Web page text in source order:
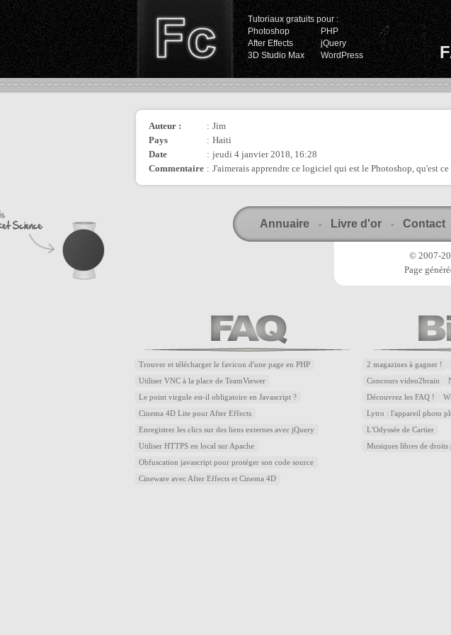
Tutoriaux gratuits pour :
Photoshop
PHP
After Effects
jQuery
3D Studio Max
WordPress
Auteur : : Jim
Pays
: Haiti
Date
: jeudi 4 janvier 2018, 16:28
Commentaire : J'aimerais apprendre ce logiciel qui est le Photoshop, qu'est
Annuaire - Livre d'or - Contact
© 2007-
Page
Trouver et télécharger le favicon d'une page en PHP
Utiliser VNC à la place de TeamViewer
Le point virgule est-il obligatoire en Javascript ?
Cinema 4D Lite pour After Effects
Enregistrer les clics sur des liens externes avec jQuery
Utiliser HTTPS en local sur Apache
Obfuscation javascript pour protéger son code source
Cineware avec After Effects et Cinema 4D
2 magazines à gagner !
Concours video2brain
Découvrez les FAQ !
Lytro : l'appareil photo
L'Odyssée de Cartier
Musiques libres de